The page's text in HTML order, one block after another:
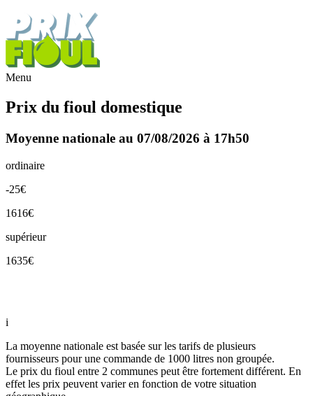
Menu
Prix du fioul domestique
Moyenne nationale au 07/08/2026 à 17h50
ordinaire
-25€
1616€
supérieur
1635€
i
La moyenne nationale est basée sur les tarifs de plusieurs
fournisseurs pour une commande de 1000 litres non groupée.
Le prix du fioul entre 2 communes peut être fortement différent. En
effet les prix peuvent varier en fonction de votre situation